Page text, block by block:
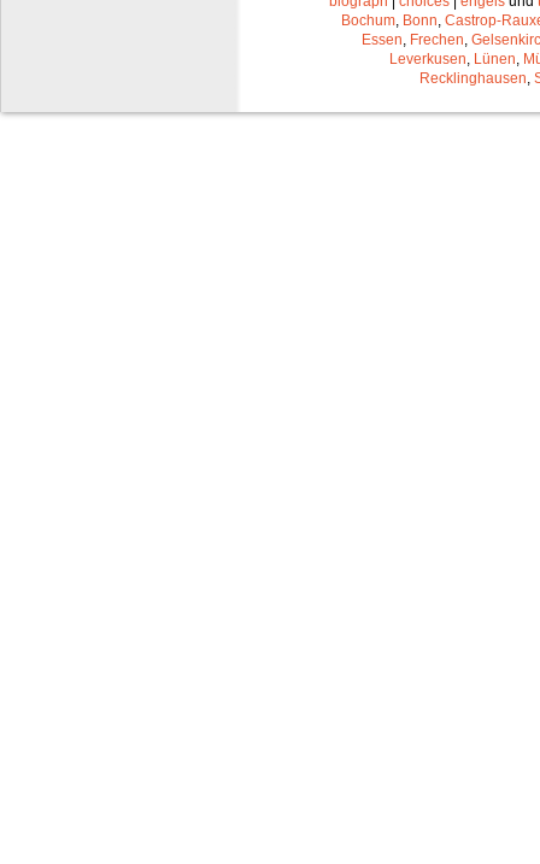
Bochum, Bonn, Castrop-
Essen, Frechen,
Leverkusen, Lünen,
Recklinghausen,